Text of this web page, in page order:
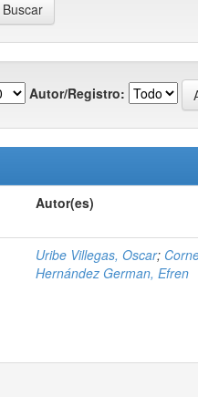
Autor/Registro:
Autor(es)
Uribe Villegas, Oscar;
Hernández German, Efren